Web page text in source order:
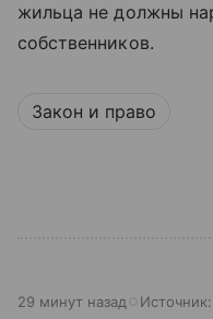
жильца не должны
собственников.
Закон и право
29 минут назад Источник: